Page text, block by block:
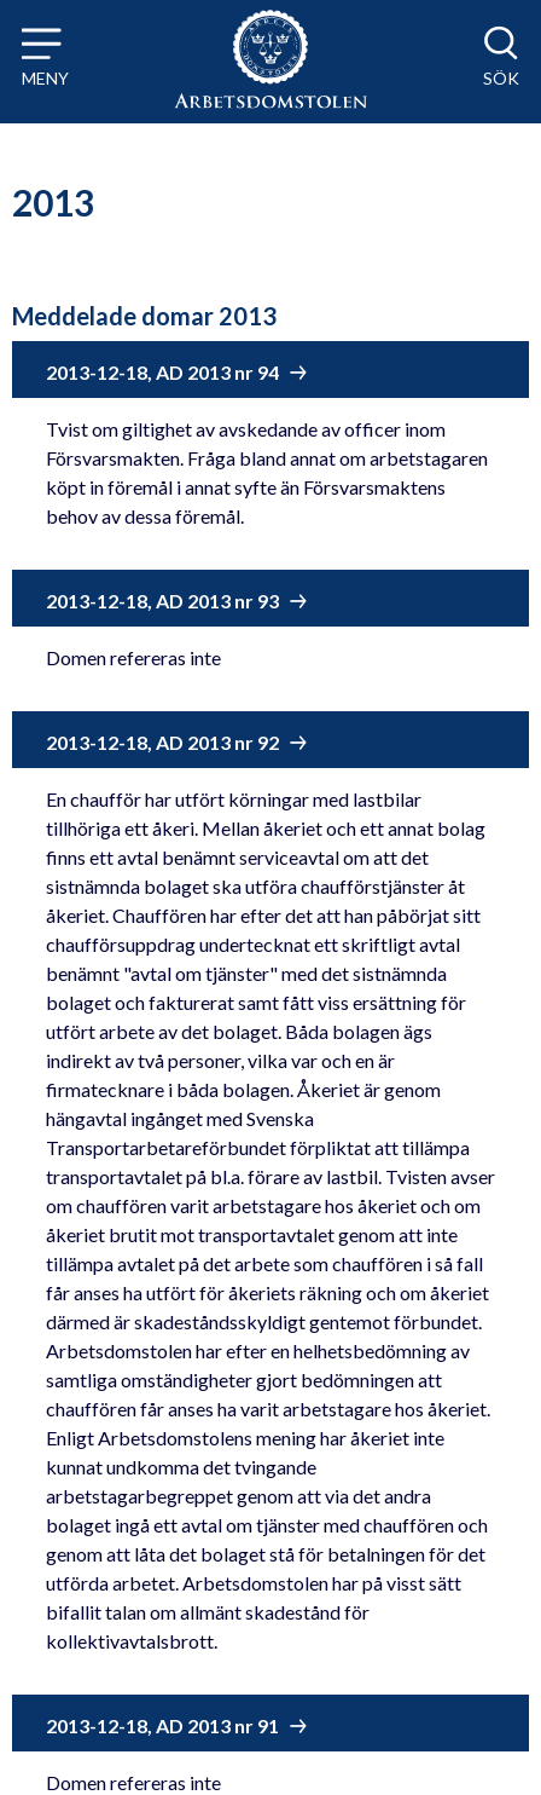
Till innehåll på sidan x
MENY SÖK
2013
Meddelade domar 2013
2013-12-18, AD 2013 nr 94
Tvist om giltighet av avskedande av officer inom
Försvarsmakten. Fråga bland annat om arbetstagaren
köpt in föremål i annat syfte än Försvarsmaktens
behov av dessa föremål.
2013-12-18, AD 2013 nr 93
Domen refereras inte
2013-12-18, AD 2013 nr 92
En chaufför har utfört körningar med lastbilar
tillhöriga ett åkeri. Mellan åkeriet och ett annat bolag
finns ett avtal benämnt serviceavtal om att det
sistnämnda bolaget ska utföra chaufförstjänster åt
åkeriet. Chauffören har efter det att han påbörjat sitt
chaufförsuppdrag undertecknat ett skriftligt avtal
benämnt "avtal om tjänster" med det sistnämnda
bolaget och fakturerat samt fått viss ersättning för
utfört arbete av det bolaget. Båda bolagen ägs
indirekt av två personer, vilka var och en är
firmatecknare i båda bolagen. Åkeriet är genom
hängavtal ingånget med Svenska
Transportarbetareförbundet förpliktat att tillämpa
transportavtalet på bl.a. förare av lastbil. Tvisten avser
om chauffören varit arbetstagare hos åkeriet och om
åkeriet brutit mot transportavtalet genom att inte
tillämpa avtalet på det arbete som chauffören i så fall
får anses ha utfört för åkeriets räkning och om åkeriet
därmed är skadeståndsskyldigt gentemot förbundet.
Arbetsdomstolen har efter en helhetsbedömning av
samtliga omständigheter gjort bedömningen att
chauffören får anses ha varit arbetstagare hos åkeriet.
Enligt Arbetsdomstolens mening har åkeriet inte
kunnat undkomma det tvingande
arbetstagarbegreppet genom att via det andra
bolaget ingå ett avtal om tjänster med chauffören och
genom att låta det bolaget stå för betalningen för det
utförda arbetet. Arbetsdomstolen har på visst sätt
bifallit talan om allmänt skadestånd för
kollektivavtalsbrott.
2013-12-18, AD 2013 nr 91
Domen refereras inte